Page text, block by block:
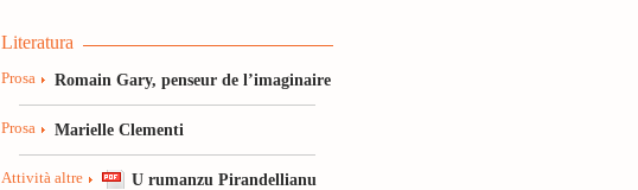
Literatura
Prosa Romain Gary, penseur de l’imaginaire
Prosa Marielle Clementi
Attività altre U rumanzu Pirandellianu